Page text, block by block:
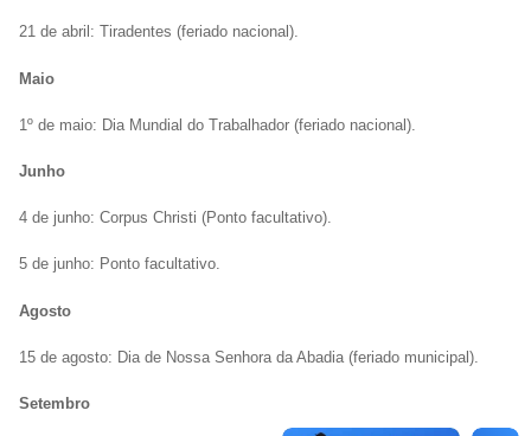
21 de abril: Tiradentes (feriado nacional).
Maio
1º de maio: Dia Mundial do Trabalhador (feriado nacional).
Junho
4 de junho: Corpus Christi (Ponto facultativo).
5 de junho: Ponto facultativo.
Agosto
15 de agosto: Dia de Nossa Senhora da Abadia (feriado municipal).
Setembro